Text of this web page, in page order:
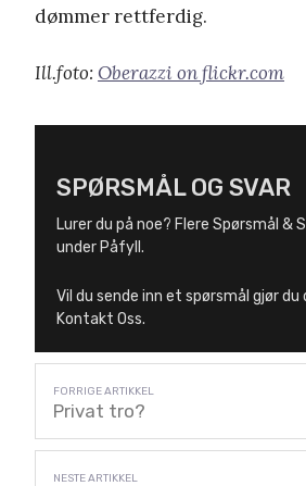
dømmer rettferdig.
Ill.foto: Oberazzi on flickr.com
SPØRSMÅL OG SVAR
Lurer du på noe? Flere Spørsmål &
under Påfyll.
Vil du sende inn et spørsmål gjør du
Kontakt Oss.
Privat tro?